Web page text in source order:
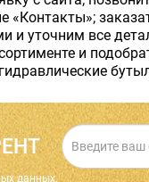
«Контакты»;
и уточним все
и
данных.